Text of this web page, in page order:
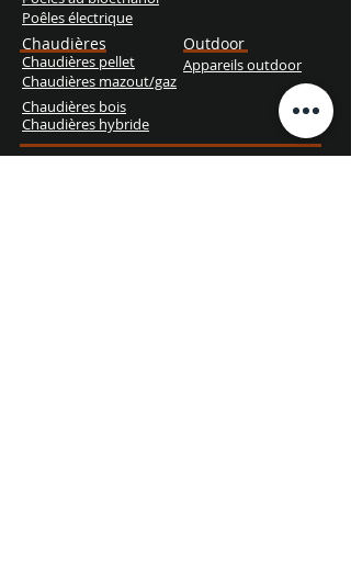
Chaudières
Poêles électrique
Chaudières pellet
Chaudières mazout/gaz
Chaudières bois
Chaudières hybride
Outdoor
Appareils outdoor